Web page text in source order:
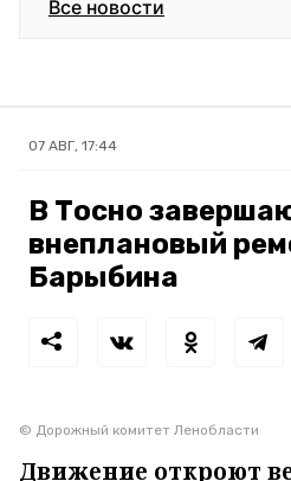
Все новости
07 АВГ, 17:44
В Тосно
внеплановый
Барыбина
© Дорожный комитет Ленобласти
Движение откроют